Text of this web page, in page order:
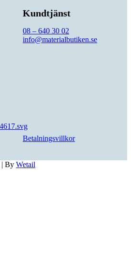
Kundtjänst
08 – 640 30 02
info@materialbutiken.se
Betalningsvillkor
| By Wetail